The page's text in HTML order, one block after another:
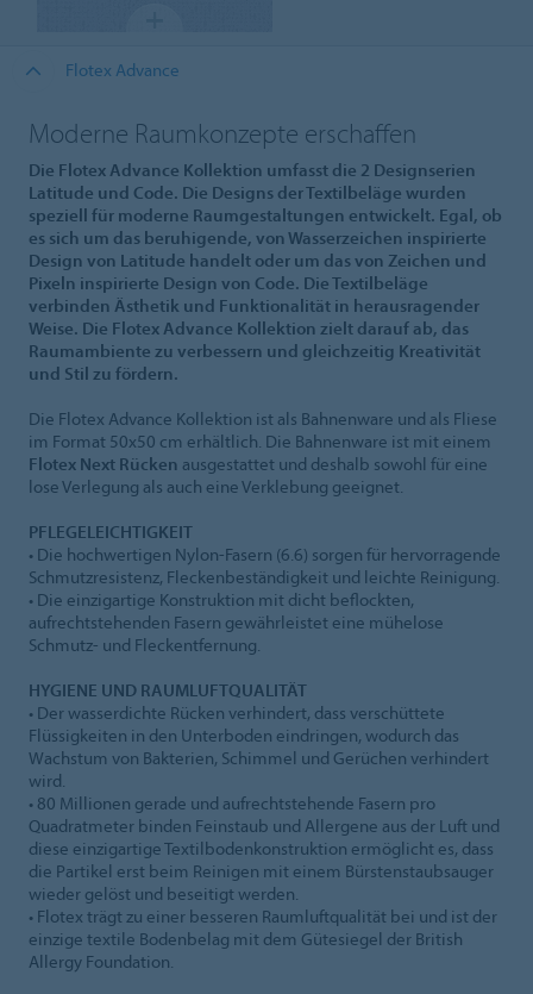
Flotex Advance
Moderne Raumkonzepte erschaffen
Die Flotex Advance Kollektion umfasst die 2 Designserien
Latitude und Code. Die Designs der Textilbeläge wurden
speziell für moderne Raumgestaltungen entwickelt. Egal, ob
es sich um das beruhigende, von Wasserzeichen inspirierte
Design von Latitude handelt oder um das von Zeichen und
Pixeln inspirierte Design von Code. Die Textilbeläge
verbinden Ästhetik und Funktionalität in herausragender
Weise. Die Flotex Advance Kollektion zielt darauf ab, das
Raumambiente zu verbessern und gleichzeitig Kreativität
und Stil zu fördern.
Die Flotex Advance Kollektion ist als Bahnenware und als Fliese
im Format 50x50 cm erhältlich. Die Bahnenware ist mit einem
Flotex Next Rücken ausgestattet und deshalb sowohl für eine
lose Verlegung als auch eine Verklebung geeignet.
PFLEGELEICHTIGKEIT
• Die hochwertigen Nylon-Fasern (6.6) sorgen für hervorragende
Schmutzresistenz, Fleckenbeständigkeit und leichte Reinigung.
• Die einzigartige Konstruktion mit dicht beflockten,
aufrechtstehenden Fasern gewährleistet eine mühelose
Schmutz- und Fleckentfernung.
HYGIENE UND RAUMLUFTQUALITÄT
• Der wasserdichte Rücken verhindert, dass verschüttete
Flüssigkeiten in den Unterboden eindringen, wodurch das
Wachstum von Bakterien, Schimmel und Gerüchen verhindert
wird.
• 80 Millionen gerade und aufrechtstehende Fasern pro
Quadratmeter binden Feinstaub und Allergene aus der Luft und
diese einzigartige Textilbodenkonstruktion ermöglicht es, dass
die Partikel erst beim Reinigen mit einem Bürstenstaubsauger
wieder gelöst und beseitigt werden.
• Flotex trägt zu einer besseren Raumluftqualität bei und ist der
einzige textile Bodenbelag mit dem Gütesiegel der British
Allergy Foundation.